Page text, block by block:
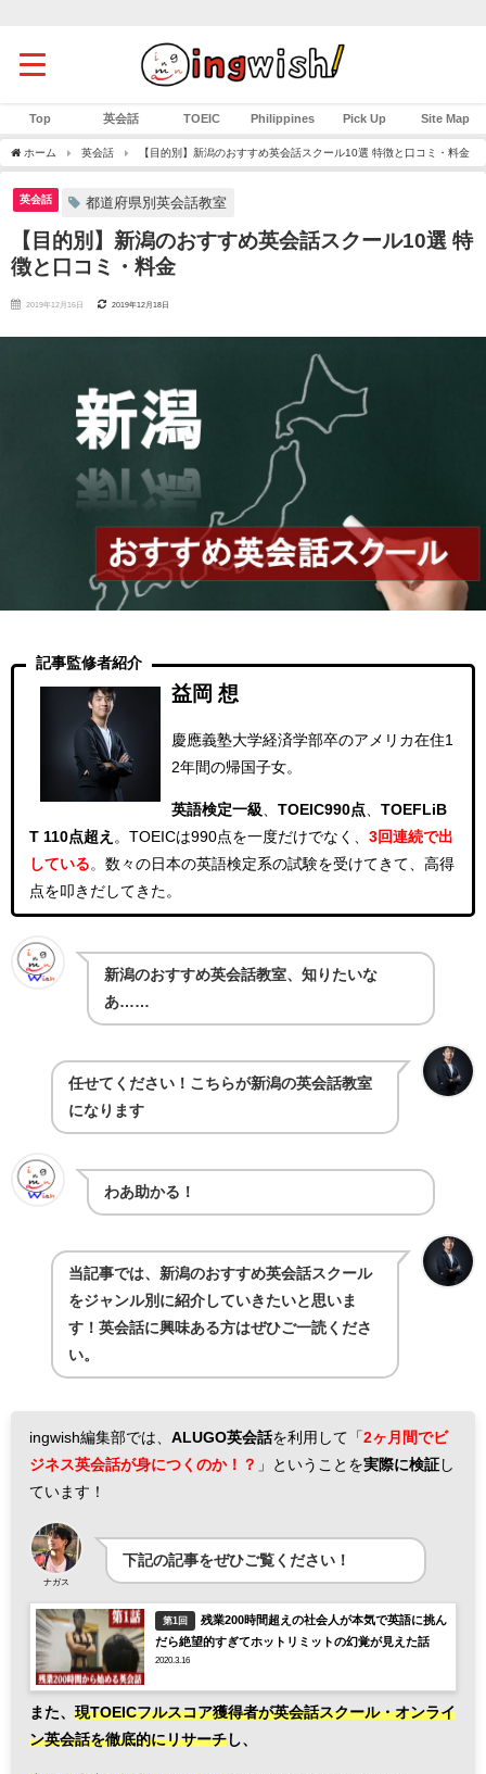
Top 英会話 TOEIC Philippines Pick Up Site Map
ホーム 英会話 【目的別】新潟のおすすめ英会話スクール10選 特徴と口コミ・料金
英会話 都道府県別英会話教室
【目的別】新潟のおすすめ英会話スクール10選 特
徴と口コミ・料金
2019年12月16日 2019年12月18日
記事監修者紹介
益岡 想
慶應義塾大学経済学部卒のアメリカ在住1
2年間の帰国子女。
英語検定一級 、TOEIC990点 、TOEFLiB
T 110点超え 。 TOEICは990点を一度だけでなく、 3回連続で出
している 。 数々の日本の英語検定系の試験を受けてきて、高得
点を叩きだしてきた。
新潟のおすすめ英会話教室、知りたいな
あ……
任せてください！こちらが新潟の英会話教室
になります
わあ助かる！
当記事では、新潟のおすすめ英会話スクール
をジャンル別に紹介していきたいと思いま
す！英会話に興味ある方はぜひご一読くださ
い。
ingwish編集部では、 ALUGO英会話を利用して「2ヶ月間でビ
ジネス英会話が身につくのか！？ 」ということを実際に検証 し
ています！
ナガス
下記の記事をぜひご覧ください！
第1回
残業200時間超えの社会人が本気で英語に挑ん
だら絶望的すぎてホットリミットの幻覚が見えた話
2020.3.16
また、 現TOEICフルスコア獲得者が英会話スクール・オンライ
ン英会話を徹底的にリサーチ し、